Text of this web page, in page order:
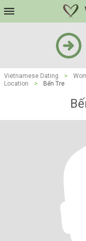
Vietnamese Dating >
Location
> Bến Tre